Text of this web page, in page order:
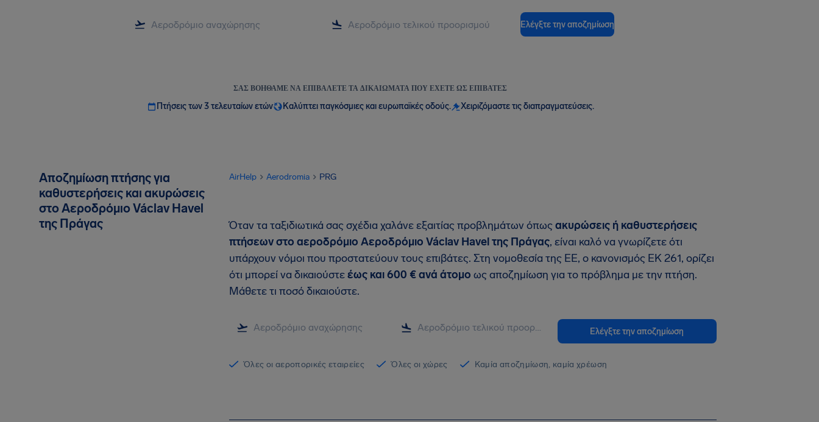
Ελέγξτε την αποζημίωση
ΣΑΣ ΒΟΗΘΆΜΕ ΝΑ ΕΠΙΒΆΛΕΤΕ ΤΑ ΔΙΚΑΙΏΜΑΤΑ ΠΟΥ ΈΧΕΤΕ ΩΣ ΕΠΙΒΆΤΕΣ
Πτήσεις των 3 τελευταίων ετών Καλύπτει παγκόσμιες και ευρωπαϊκές οδούς. Χειριζόμαστε τις διαπραγματεύσεις.
Αποζημίωση πτήσης για
καθυστερήσεις και ακυρώσεις
στο Αεροδρόμιο Václav Havel
της Πράγας
AirHelp Aerodromia PRG
Όταν τα ταξιδιωτικά σας σχέδια χαλάνε εξαιτίας προβλημάτων όπωςακυρώσεις ή καθυστερήσεις
πτήσεων στο αεροδρόμιο Αεροδρόμιο Václav Havel της Πράγας, είναι καλό να γνωρίζετε ότι
υπάρχουν νόμοι που προστατεύουν τους επιβάτες. Στη νομοθεσία της ΕΕ, ο κανονισμός ΕΚ 261, ορίζει
ότι μπορεί να δικαιούστεέως και600 €ανά άτομο ως αποζημίωση για το πρόβλημα με την πτήση.
Μάθετε τι ποσό δικαιούστε.
Ελέγξτε την αποζημίωση
Όλες οι αεροπορικές εταιρείες Όλες οι χώρες Καμία αποζημίωση, καμία χρέωση